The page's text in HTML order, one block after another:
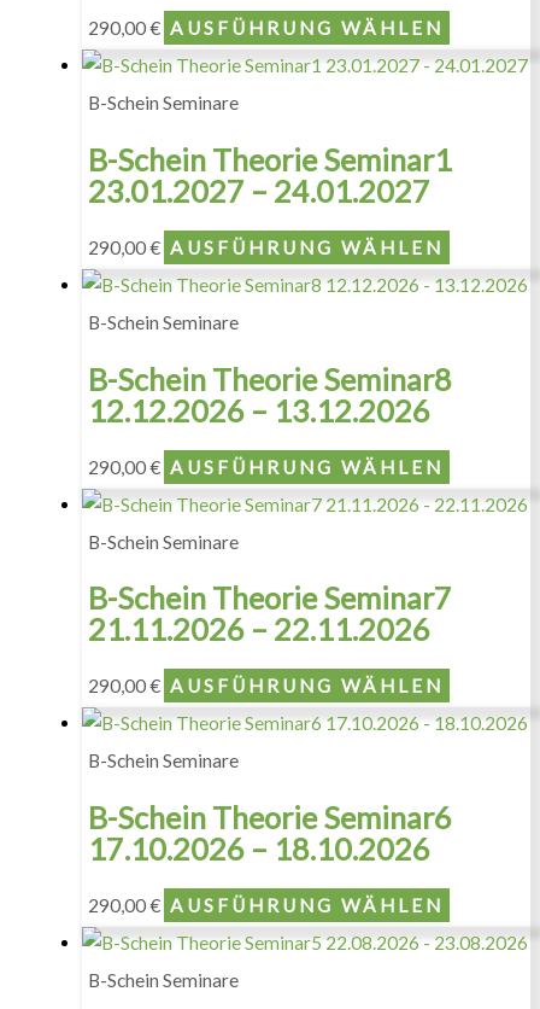
290,00€ AUSFÜHRUNG WÄHLEN
B-Schein Seminare
B-Schein Theorie Seminar1
23.01.2027 – 24.01.2027
290,00€ AUSFÜHRUNG WÄHLEN
B-Schein Seminare
B-Schein Theorie Seminar8
12.12.2026 – 13.12.2026
290,00€ AUSFÜHRUNG WÄHLEN
B-Schein Seminare
B-Schein Theorie Seminar7
21.11.2026 – 22.11.2026
290,00€ AUSFÜHRUNG WÄHLEN
B-Schein Seminare
B-Schein Theorie Seminar6
17.10.2026 – 18.10.2026
290,00€ AUSFÜHRUNG WÄHLEN
B-Schein Seminare